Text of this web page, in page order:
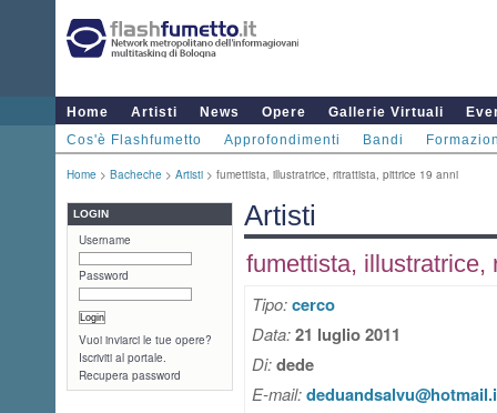
Home Artisti News Opere Gallerie Virtuali
Cos'è Flashfumetto
Approfondimenti Bandi
Home > Bacheche > Artisti > fumettista, illustratrice, ritrattista, pittrice 19 anni
LOGIN
Username
Password
Vuoi inviarci le tue opere?
Iscriviti al portale.
Recupera password
Artisti
fumettista, illustratrice,
Tipo: cerco
Data: 21 luglio 2011
Di: dede
E-mail: